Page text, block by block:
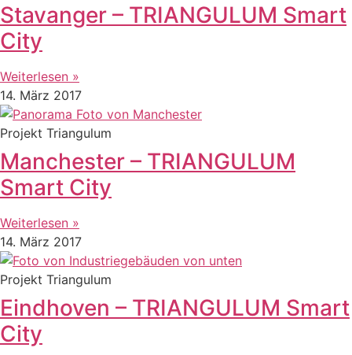
Stavanger – TRIANGULUM Smart
City
Weiterlesen »
14. März 2017
Projekt Triangulum
Manchester – TRIANGULUM
Smart City
Weiterlesen »
14. März 2017
Projekt Triangulum
Eindhoven – TRIANGULUM Smart
City